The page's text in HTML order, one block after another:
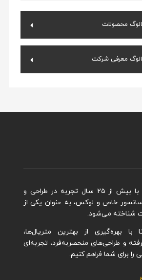
محصولات
معرفی شرکت
مجموعه کاراکابین با بیش از ۲۵ سال تجربه در طراحی و
خاص و لوکس، به عنوان یکی از
شناخته می‌شود.
با بهره‌گیری از بهترین متریال‌ها،
و طراحی‌های منحصربه‌فرد، تجربه‌ای
را برای شما فراهم کنیم.